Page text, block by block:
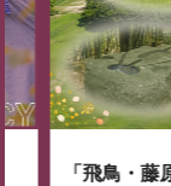
「飛鳥・